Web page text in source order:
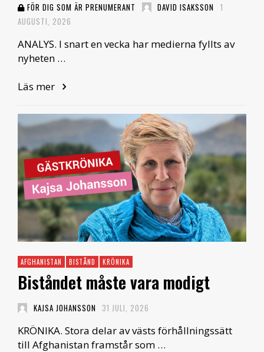
FÖR DIG SOM ÄR PRENUMERANT DAVID ISAKSSON 1
AUGUSTI, 2026
ANALYS. I snart en vecka har medierna fyllts av
nyheten …
Läs mer
AFGHANISTAN BISTÅND KRÖNIKA
Biståndet måste vara modigt
KAJSA JOHANSSON 31 JULI, 2026
KRÖNIKA. Stora delar av västs förhållningssätt
till Afghanistan framstår som …